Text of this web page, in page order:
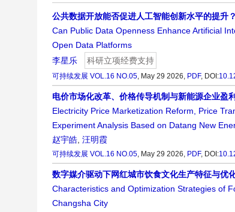
公共数据开放能否促进人工智能创新水平的提
Can Public Data Openness Enhance Artificial
Open Data Platforms
李星乐
科研立项经费支持
可持续发展 VOL.16 NO.05, May 29 2026, PDF, DOI:
电价市场化改革、价格传导机制与新能源企业
Electricity Price Marketization Reform, Price
Experiment Analysis Based on Datang New
赵宇皓, 汪明霞
可持续发展 VOL.16 NO.05, May 29 2026, PDF, DOI:
数字媒介驱动下网红城市饮食文化生产特征与
Characteristics and Optimization Strategies of
Changsha City